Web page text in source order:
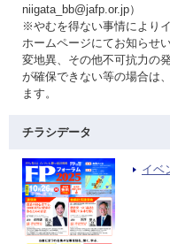
niigata_bb@jafp.or.jp）
※やむを得ない事情により
ホームページにてお知らせ
変地異、その他不可抗力の
が確保できない等の場合は
ます。
チラシデータ
イベ